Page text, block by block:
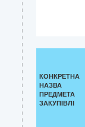
КОНКРЕТНА
НАЗВА
ПРЕДМЕТА
ЗАКУПІВЛІ